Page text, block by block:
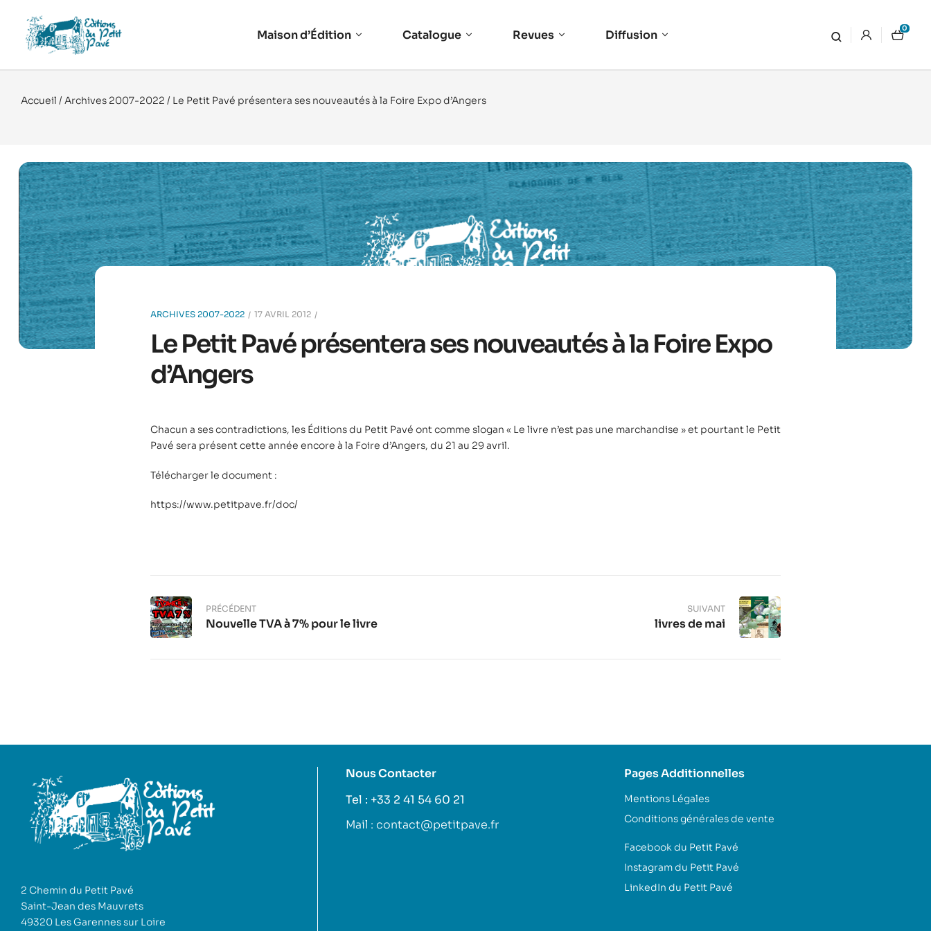
Maison d’Édition Catalogue Revues Diffusion 0
Accueil / Archives 2007-2022 / Le Petit Pavé présentera ses nouveautés à la Foire Expo d’Angers
ARCHIVES 2007-2022 17 AVRIL 2012
Le Petit Pavé présentera ses nouveautés à la Foire Expo
d’Angers
Chacun a ses contradictions, les Éditions du Petit Pavé ont comme slogan « Le livre n’est pas une marchandise » et pourtant le Petit
Pavé sera présent cette année encore à la Foire d’Angers, du 21 au 29 avril.
Télécharger le document :
https://www.petitpave.fr/doc/
PRÉCÉDENT
Nouvelle TVA à 7% pour le livre
SUIVANT
livres de mai
2 Chemin du Petit Pavé
Saint-Jean des Mauvrets
49320 Les Garennes sur Loire
Nous Contacter
Tel : +33 2 41 54 60 21
Mail : contact@petitpave.fr
Pages Additionnelles
Mentions Légales
Conditions générales de vente
Facebook du Petit Pavé
Instagram du Petit Pavé
LinkedIn du Petit Pavé